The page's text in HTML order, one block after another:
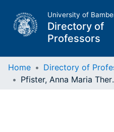
University of
Directory of
Professors
Home Directory of